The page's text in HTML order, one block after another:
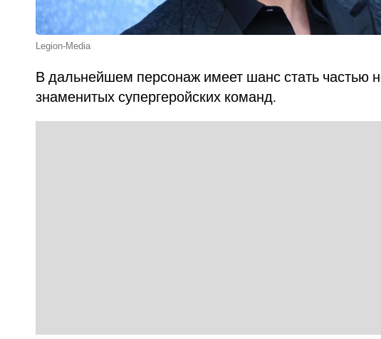
Legion-Media
В дальнейшем персонаж имеет шанс стать частью
знаменитых супергеройских команд.